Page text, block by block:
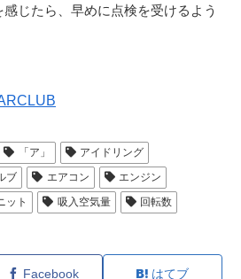
じたら、早めに点検を受けるよう
「ア」
アイドリング
ブ
エアコン
エンジン
ット
吸入空気量
回転数
Facebook はてブ